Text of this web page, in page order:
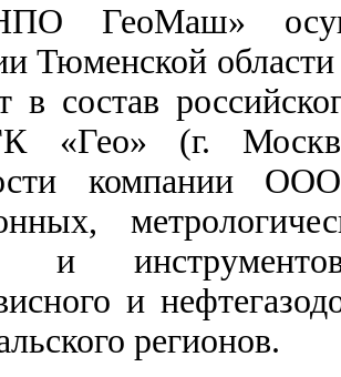
ГеоМаш»
Тюменской
в состав
«Гео» (г.
компании
и
и
регионов.